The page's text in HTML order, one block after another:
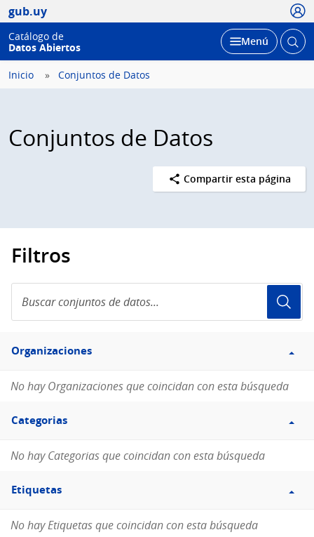
gub.uy
Catálogo de
Datos Abiertos
Desplegar
Menú Abrir
Inicio Conjuntos de Datos
Conjuntos de Datos
Compartir esta página
Filtros
conjuntos
de
Filtro
Organizaciones
Organizaciones
No hay Organizaciones que coincidan con esta búsqueda
Filtro
Categorias
Categorias
No hay Categorias que coincidan con esta búsqueda
Filtro
Etiquetas
Etiquetas
No hay Etiquetas que coincidan con esta búsqueda